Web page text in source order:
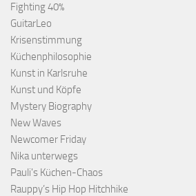
Fighting 40%
GuitarLeo
Krisenstimmung
Küchenphilosophie
Kunst in Karlsruhe
Kunst und Köpfe
Mystery Biography
New Waves
Newcomer Friday
Nika unterwegs
Pauli's Küchen-Chaos
Rauppy’s Hip Hop Hitchhike